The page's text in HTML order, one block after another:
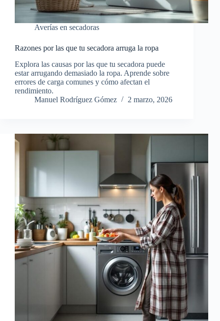
Averías en secadoras
Razones por las que tu secadora arruga la ropa
Explora las causas por las que tu secadora puede
estar arrugando demasiado la ropa. Aprende sobre
errores de carga comunes y cómo afectan el
rendimiento.
Manuel Rodríguez Gómez
2 marzo, 2026